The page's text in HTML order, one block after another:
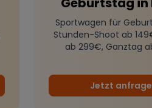
Sportwagen für
Stunden-Shoot ab
ab 299€, Ganztag
Jetzt